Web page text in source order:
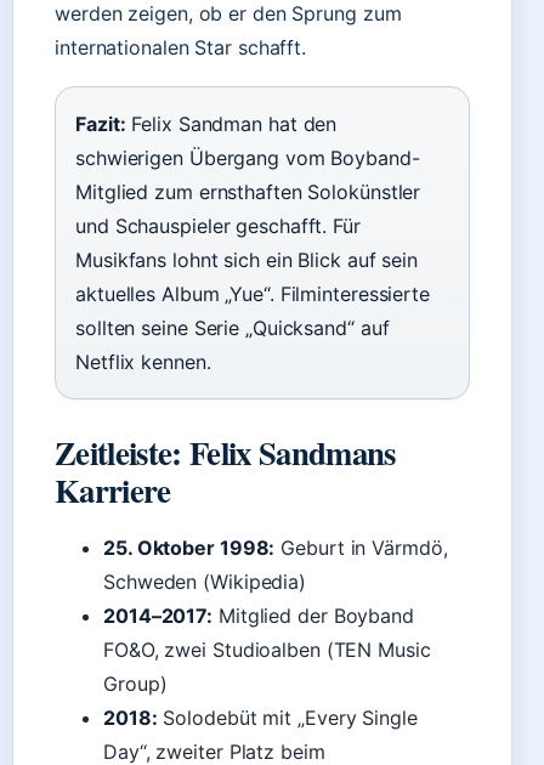
werden zeigen, ob er den Sprung zum
internationalen Star schafft.
Fazit: Felix Sandman hat den
schwierigen Übergang vom Boyband-
Mitglied zum ernsthaften Solokünstler
und Schauspieler geschafft. Für
Musikfans lohnt sich ein Blick auf sein
aktuelles Album „Yue“. Filminteressierte
sollten seine Serie „Quicksand“ auf
Netflix kennen.
Zeitleiste: Felix Sandmans
Karriere
25. Oktober 1998: Geburt in Värmdö,
Schweden (Wikipedia)
2014–2017: Mitglied der Boyband
FO&O, zwei Studioalben (TEN Music
Group)
2018: Solodebüt mit „Every Single
Day“, zweiter Platz beim